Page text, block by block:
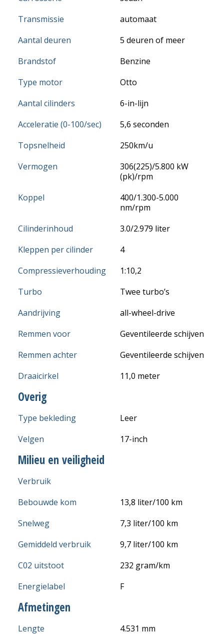
Transmissie
automaat
Aantal deuren
5 deuren of meer
Brandstof
Benzine
Type motor
Otto
Aantal cilinders
6-in-lijn
Acceleratie (0-100/sec)
5,6 seconden
Topsnelheid
250km/u
Vermogen
306(225)/5.800 kW
(pk)/rpm
Koppel
400/1.300-5.000
nm/rpm
Cilinderinhoud
3.0/2.979 liter
Kleppen per cilinder
4
Compressieverhouding
1:10,2
Turbo
Twee turbo’s
Aandrijving
all-wheel-drive
Remmen voor
Geventileerde schijven
Remmen achter
Geventileerde schijven
Draaicirkel
11,0 meter
Overig
Type bekleding
Leer
Velgen
17-inch
Milieu en veiligheid
Verbruik
Bebouwde kom
13,8 liter/100 km
Snelweg
7,3 liter/100 km
Gemiddeld verbruik
9,7 liter/100 km
C02 uitstoot
232 gram/km
Energielabel
F
Afmetingen
Lengte
4.531 mm